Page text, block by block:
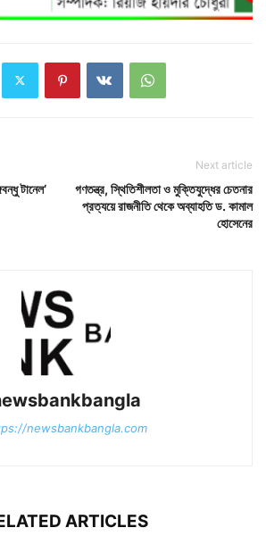
টানেল’
Next article
গণতন্ত্র, স্থিতিশীলতা ও মুক্তিযুদ্ধের চেতনার
প্রত্যয়ে রাজনীতি থেকে অব্যাহতি ড. কামাল
হোসেনের
newsbankbangla.com
ARTICLES